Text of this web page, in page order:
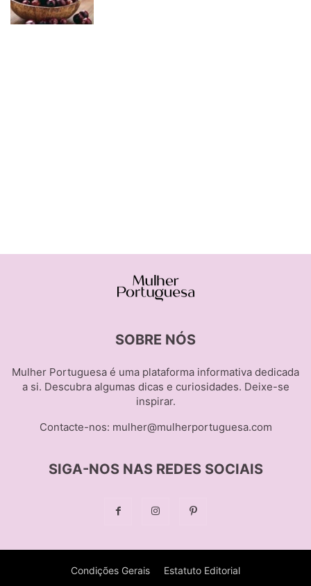
SOBRE NÓS
Mulher Portuguesa é uma plataforma informativa dedicada
a si. Descubra algumas dicas e curiosidades. Deixe-se
inspirar.
Contacte-nos: mulher@mulherportuguesa.com
SIGA-NOS NAS REDES SOCIAIS
Condições Gerais Estatuto Editorial